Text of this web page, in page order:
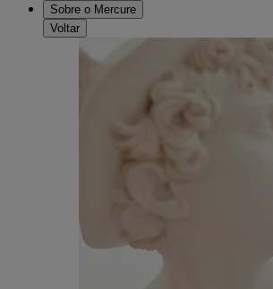
Sobre o Mercure
Voltar